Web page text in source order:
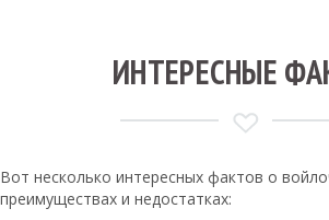
ИНТЕРЕСНЫЕ
Вот несколько интересных фактов о
преимуществах и недостатках: